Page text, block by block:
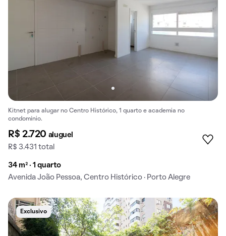
Kitnet para alugar no Centro Histórico, 1 quarto e academia no
condomínio.
R$ 2.720 aluguel
R$ 3.431 total
34 m² · 1 quarto
Avenida João Pessoa, Centro Histórico · Porto Alegre
Exclusivo